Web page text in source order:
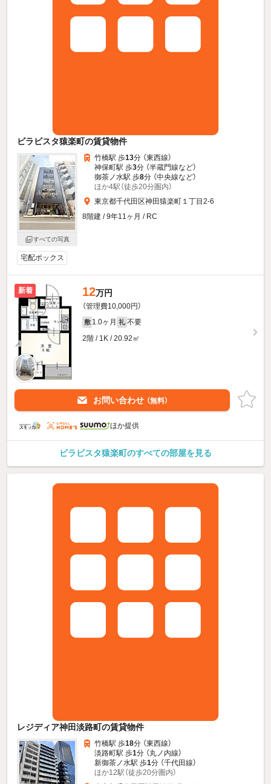
ビラビスタ猿楽町の賃貸物件
すべての写真
竹橋駅 歩13分 （東西線）
神保町駅 歩3分 （半蔵門線など）
御茶ノ水駅 歩8分 （中央線など）
ほか4駅（徒歩20分圏内）
東京都千代田区神田猿楽町１丁目2-6
8階建 / 9年11ヶ月 / RC
宅配ボックス
新着 12万円
（管理費10,000円）
敷 1.0ヶ月 礼 不要
2階 / 1K / 20.92㎡
お問い合わせ （無料）
ほか提供
ビラビスタ猿楽町のすべての部屋を見る
レジディア神田淡路町の賃貸物件
竹橋駅 歩18分 （東西線）
淡路町駅 歩1分 （丸ノ内線）
新御茶ノ水駅 歩1分 （千代田線）
ほか12駅（徒歩20分圏内）